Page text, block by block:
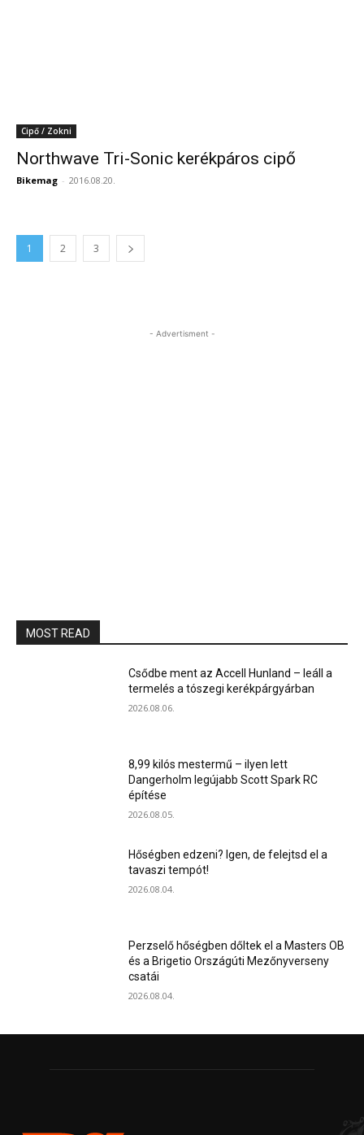
Cipő / Zokni
Northwave Tri-Sonic kerékpáros cipő
Bikemag - 2016.08.20.
1 2 3
- Advertisment -
MOST READ
Csődbe ment az Accell Hunland – leáll a
termelés a tószegi kerékpárgyárban
2026.08.06.
8,99 kilós mestermű – ilyen lett
Dangerholm legújabb Scott Spark RC
építése
2026.08.05.
Hőségben edzeni? Igen, de felejtsd el a
tavaszi tempót!
2026.08.04.
Perzselő hőségben dőltek el a Masters OB
és a Brigetio Országúti Mezőnyverseny
csatái
2026.08.04.